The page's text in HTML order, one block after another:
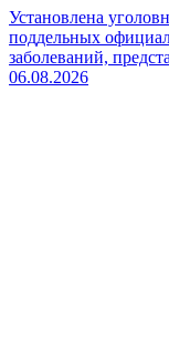
Установлена
поддельных
заболеваний,
06.08.2026